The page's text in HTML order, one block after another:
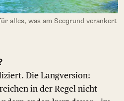
alles, was am Seegrund verankert
Die Langversion:
in der Regel nicht